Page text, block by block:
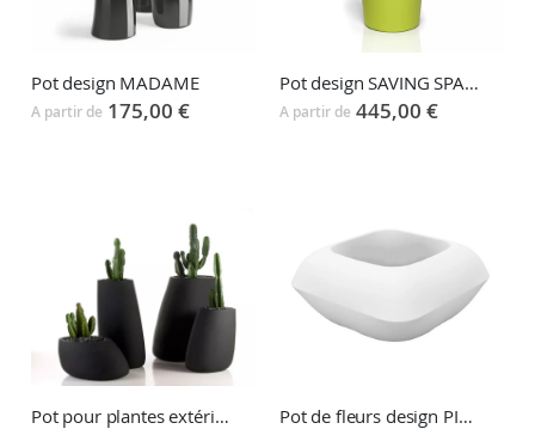
Pot design MADAME
A partir de 175,00 €
Pot design SAVING SPACE
A partir de 445,00 €
Pot pour plantes extérieures et intérieures STONE Pot de fleurs design PILLOW